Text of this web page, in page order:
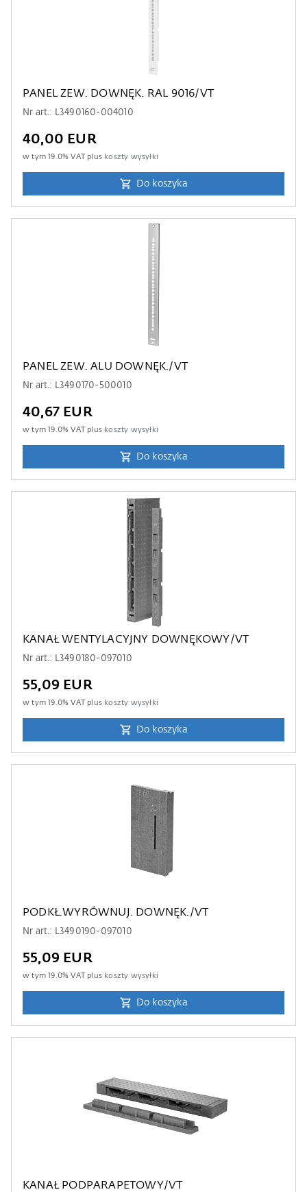
PANEL ZEW. DOWNĘK. RAL 9016/VT
Nr art.: L3490160-004010
40,00 EUR
w tym19.0% VAT plus koszty wysyłki
Do koszyka
PANEL ZEW. ALU DOWNĘK./VT
Nr art.: L3490170-500010
40,67 EUR
w tym19.0% VAT plus koszty wysyłki
Do koszyka
KANAŁ WENTYLACYJNY DOWNĘKOWY/VT
Nr art.: L3490180-097010
55,09 EUR
w tym19.0% VAT plus koszty wysyłki
Do koszyka
PODKŁ.WYRÓWNUJ. DOWNĘK./VT
Nr art.: L3490190-097010
55,09 EUR
w tym19.0% VAT plus koszty wysyłki
Do koszyka
KANAŁ PODPARAPETOWY/VT